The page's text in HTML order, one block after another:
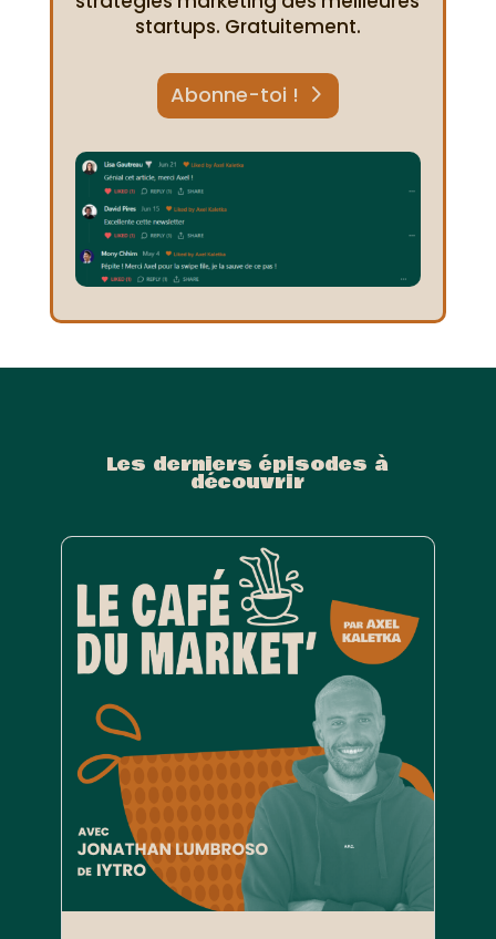
startups. Gratuitement.
Abonne-toi !
Les derniers épisodes à
découvrir